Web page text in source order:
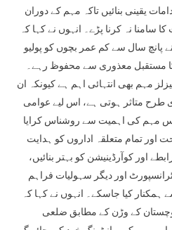
یقینی بنائیں تاکہ مہم کے دوران
نہ کرنا پڑے۔ انہوں نے کہا کہ
پانچ سال سے کم عمر بچوں کو پولیو
مستقبل معذوری سے محفوظ رہے۔
مہم بھی انتہائی اہم ہے کیونکہ ان
متاثر ہوتی ہے، اس لیے عوامی
مہم کی اہمیت سے روشناس کرایا
تمام متعلقہ اداروں کو ہدایت
اور کوآرڈینیشن کو بہتر بنائیں،
اور دیگر سہولیات فراہم
ہمکنار کیا جاسکے۔ انہوں نے کہا کہ
کے وڑن کے مطابق ضلعی